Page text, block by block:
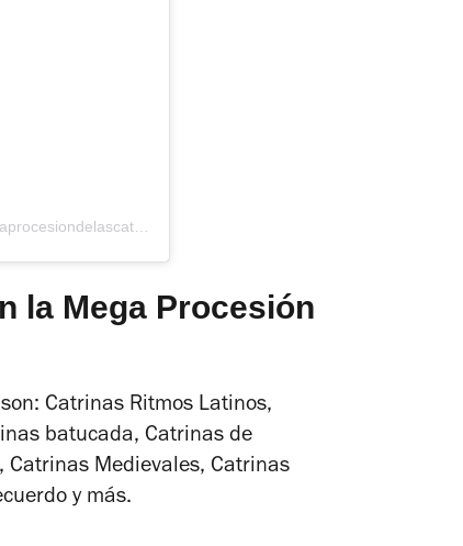
la Mega Procesión
Catrinas Ritmos Latinos,
batucada, Catrinas de
Catrinas Medievales, Catrinas
y más.